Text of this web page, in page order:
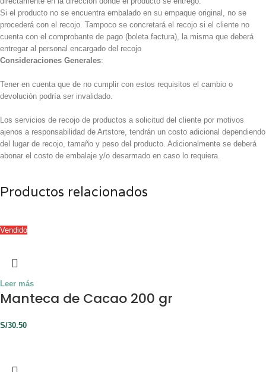
Si el producto no se encuentra embalado en su empaque original, no se
procederá con el recojo. Tampoco se concretará el recojo si el cliente no
cuenta con el comprobante de pago (boleta factura), la misma que deberá
entregar al personal encargado del recojo
Consideraciones Generales:
Tener en cuenta que de no cumplir con estos requisitos el cambio o
devolución podría ser invalidado.
Los servicios de recojo de productos a solicitud del cliente por motivos
ajenos a responsabilidad de Artstore, tendrán un costo adicional dependiendo
del lugar de recojo, tamaño y peso del producto. Adicionalmente se deberá
abonar el costo de embalaje y/o desarmado en caso lo requiera.
Productos relacionados
Vendido
Leer más
Manteca de Cacao 200 gr
S/30.50